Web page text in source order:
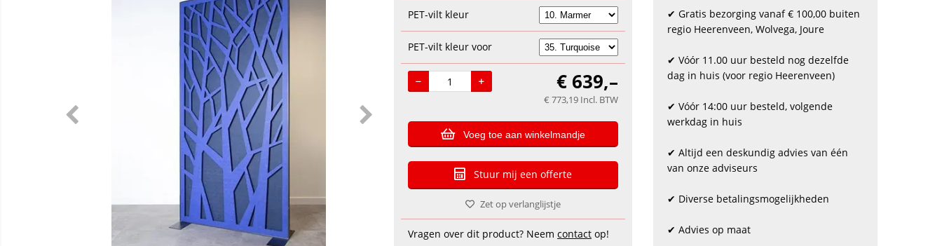
PET-vilt kleur
PET-vilt kleur voor
€ 639,–
€ 773,19 Incl. BTW
Voeg toe aan winkelmandje
Stuur mij een offerte
Zet op verlanglijstje
Vragen over dit product? Neem contact op!
✔ Gratis bezorging vanaf € 100,00 buiten
regio Heerenveen, Wolvega, Joure
✔ Vóór 11.00 uur besteld nog dezelfde
dag in huis (voor regio Heerenveen)
✔ Vóór 14:00 uur besteld, volgende
werkdag in huis
✔ Altijd een deskundig advies van één
van onze adviseurs
✔ Diverse betalingsmogelijkheden
✔ Advies op maat